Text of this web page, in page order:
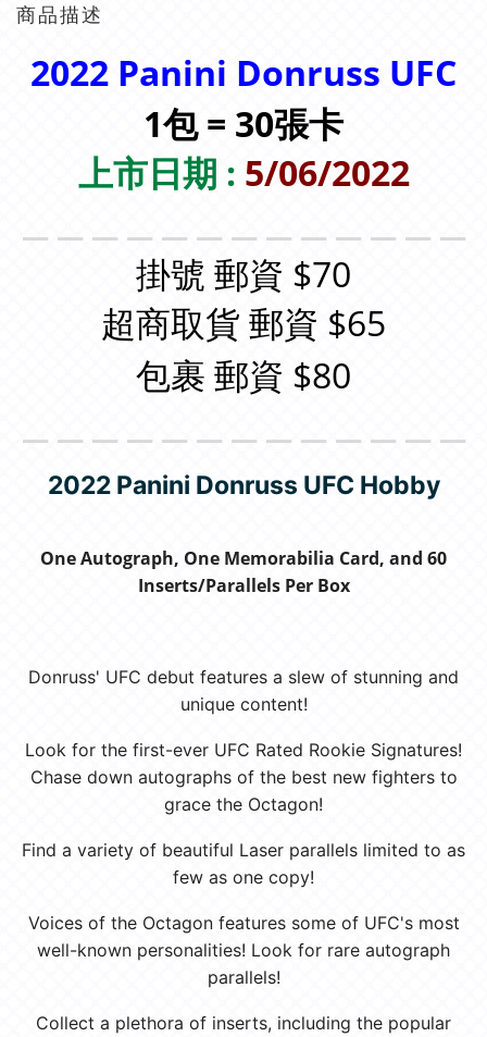
商品描述
2022 Panini Donruss UFC
1包 = 30張卡
上市日期 : 5/06/2022
掛號 郵資 $70
超商取貨 郵資 $65
包裹 郵資 $80
2022 Panini Donruss UFC Hobby
One Autograph, One Memorabilia Card, and 60
Inserts/Parallels Per Box
Donruss' UFC debut features a slew of stunning and
unique content!
Look for the first-ever UFC Rated Rookie Signatures!
Chase down autographs of the best new fighters to
grace the Octagon!
Find a variety of beautiful Laser parallels limited to as
few as one copy!
Voices of the Octagon features some of UFC's most
well-known personalities! Look for rare autograph
parallels!
Collect a plethora of inserts, including the popular